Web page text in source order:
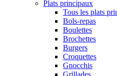
Plats principaux
Tous les plats
Bols-repas
Boulettes
Brochettes
Burgers
Croquettes
Gnocchis
Grillades